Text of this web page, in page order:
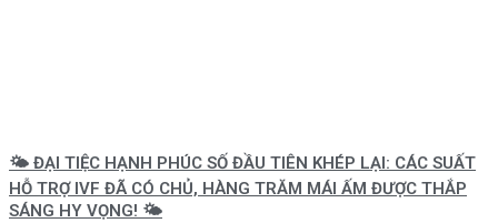
🌤️ ĐẠI TIỆC HẠNH PHÚC SỐ ĐẦU TIÊN KHÉP LẠI: CÁC SUẤT
HỖ TRỢ IVF ĐÃ CÓ CHỦ, HÀNG TRĂM MÁI ẤM ĐƯỢC THẮP
SÁNG HY VỌNG! 🌤️